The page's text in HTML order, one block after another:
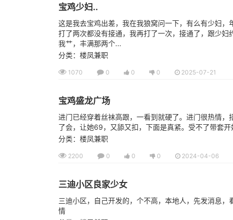
宝鸡少妇..
这是我去宝鸡出差，我在我狼窝问一下，有么有少妇
打了两次都没有接通，我再打了一次，接通了，跟少妇
我艹，丰满那两个...
分类：楼凤兼职
1070 0 0 0 2025-07-21
宝鸡盛龙广场
进门已经穿着丝袜高跟，一看到就硬了。进门很热情
了会，让她69，又舔又扣，下面是真紧。受不了带套
分类：楼凤兼职
2200 0 0 0 2024-04-06
三迪小区良家少女
三迪小区，自己开发的，个不高，本地人，先发消息
情